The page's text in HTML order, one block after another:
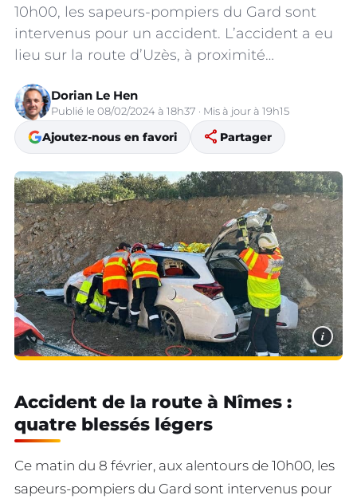
10h00, les sapeurs-pompiers du Gard sont
intervenus pour un accident. L’accident a eu
lieu sur la route d’Uzès, à proximité…
Dorian Le Hen
Publié le 08/02/2024 à 18h37 · Mis à jour à 19h15
Ajoutez-nous en favori share Partager
i
Accident de la route à Nîmes :
quatre blessés légers
Ce matin du 8 février, aux alentours de 10h00, les
sapeurs-pompiers du Gard sont intervenus pour